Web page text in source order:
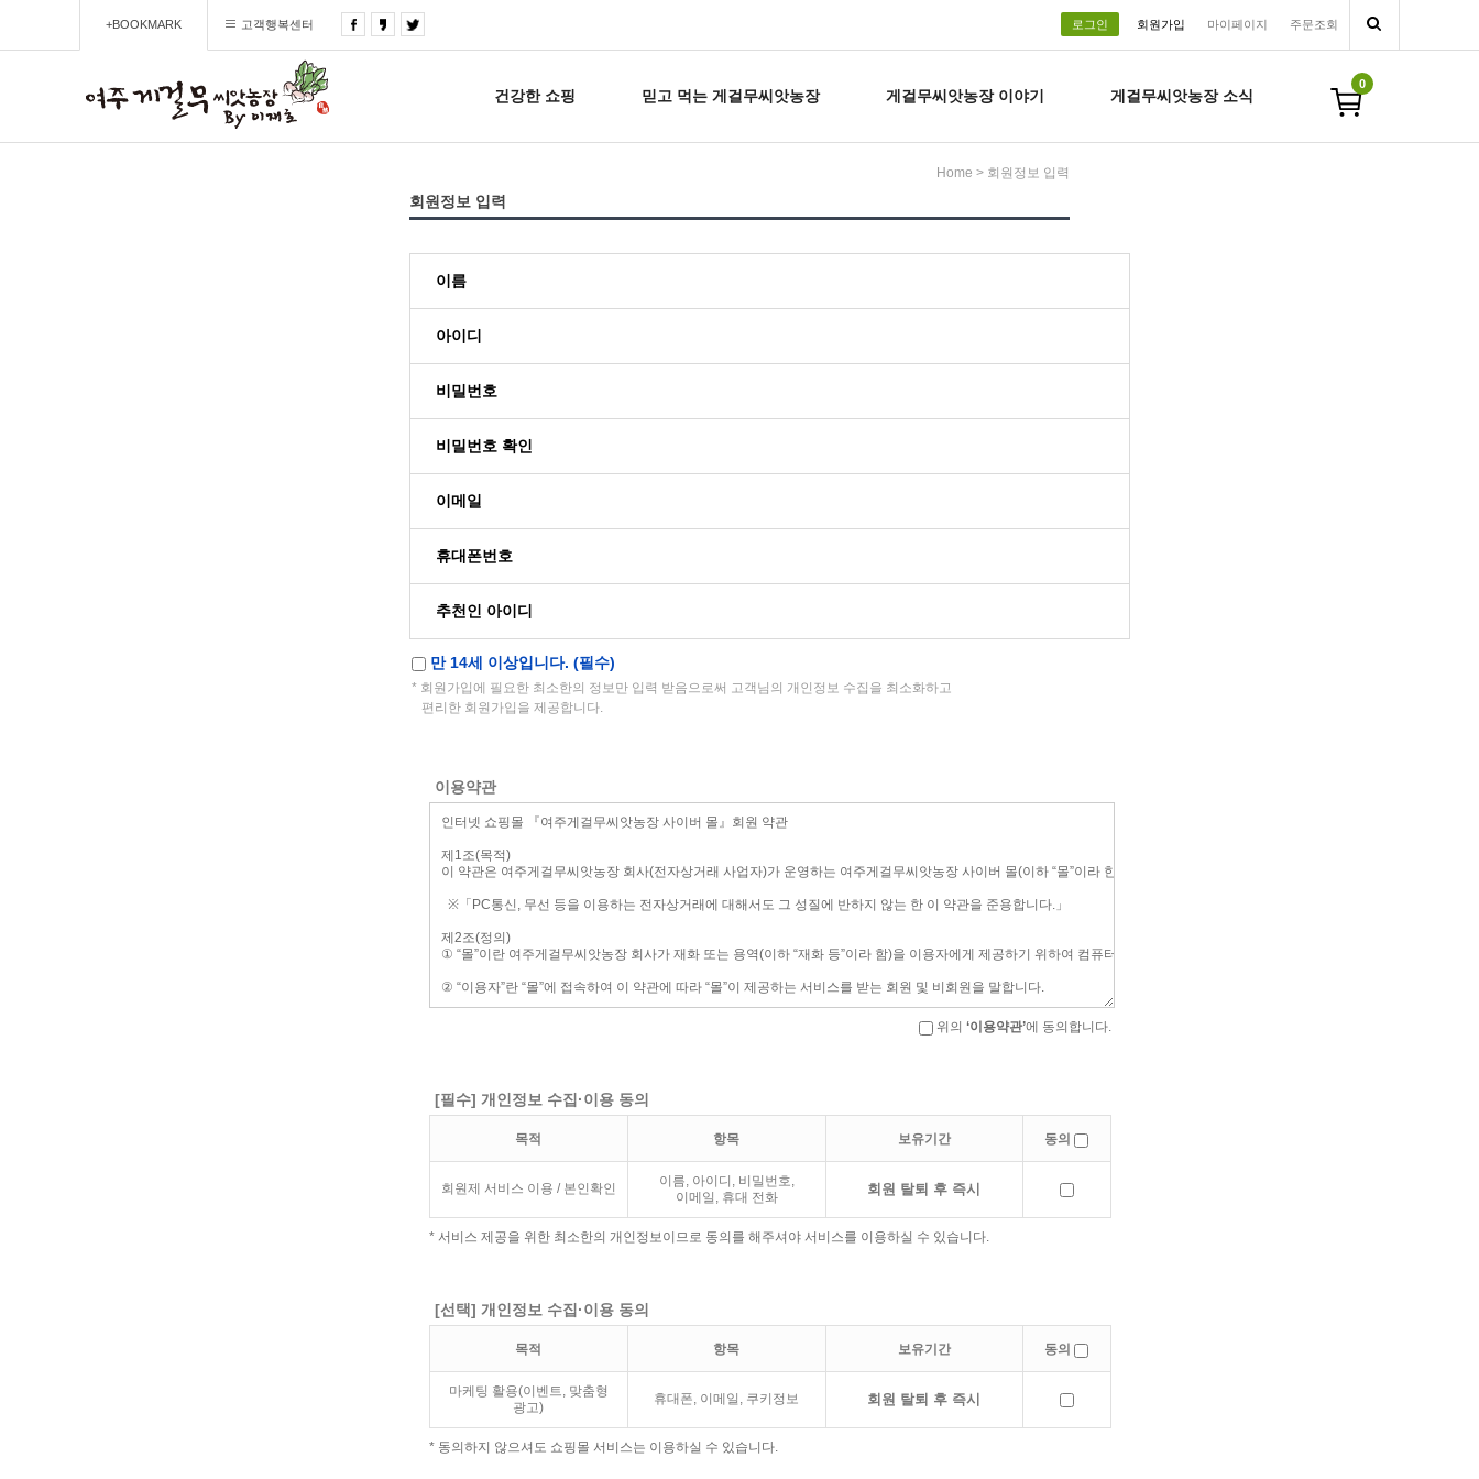
+BOOKMARK 고객행복센터 로그인 회원가입 마이페이지 주문조회
건강한 쇼핑 믿고 먹는 게걸무씨앗농장 게걸무씨앗농장 이야기 게걸무씨앗농장 소식
0
Home > 회원정보 입력
회원정보 입력
이름
아이디
비밀번호
비밀번호 확인
이메일
휴대폰번호
추천인 아이디
만 14세 이상입니다. (필수)
* 회원가입에 필요한 최소한의 정보만 입력 받음으로써 고객님의 개인정보 수집을 최소화하고
편리한 회원가입을 제공합니다.
이용약관
위의 ‘이용약관’에 동의합니다.
[필수] 개인정보 수집·이용 동의
목적 항목 보유기간 동의
회원제 서비스 이용 / 본인확인
이름, 아이디, 비밀번호,
이메일, 휴대 전화
회원 탈퇴 후 즉시
* 서비스 제공을 위한 최소한의 개인정보이므로 동의를 해주셔야 서비스를 이용하실 수 있습니다.
[선택] 개인정보 수집·이용 동의
목적 항목 보유기간 동의
마케팅 활용(이벤트, 맞춤형
광고)
휴대폰, 이메일, 쿠키정보 회원 탈퇴 후 즉시
* 동의하지 않으셔도 쇼핑몰 서비스는 이용하실 수 있습니다.